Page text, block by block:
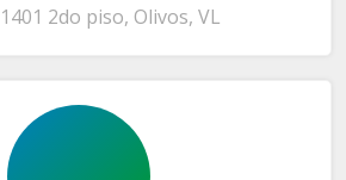
2do piso, Olivos, VL